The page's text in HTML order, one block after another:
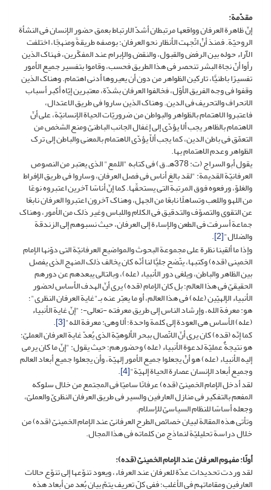
مقدّمة:
إنّ ظاهرة العرفان وواقعها مرتبطان أشدّ الارتباط بعمق حضور الإنسان فی النشأة
الروحیّة. فمنذ أنْ اتّجهت الأنظار نحو العرفان؛ بوصفه طریقةً ومنهجًا، اختلفت
الآراء حوله بین الرفض والقبول، والنقض والإبرام عند المفکّرین، فهناک الذین
رأوا أنّ نجاة البشر تنحصر فی هذا الطریق فحسب، وقاموا بتفسیر جمیع الأمور
تفسیرًا باطنیًّا، تارکین الظواهر من دون أن یعیروها أدنى اهتمام. وهناک الذین
وقفوا فی وجه الفریق الأوّل، فخالفوا العرفان بشدّة، معتبرین إیّاه أکبر أسباب
الانحراف والتحریف فی الدین. وهناک الذین ساروا فی طریق الاعتدال،
فاعتبروا الاهتمام بالظواهر والبواطن من ضروریّات الحیاة الإنسانیّة، على أنّ
الاهتمام بالظاهر یجب ألا یؤدّی إلى إغفال الجانب الباطنیّ ومنع الشخص من
التعمّق فی باطن الدین، کما یجب ألاّ یؤدّی الاهتمام بالمعنى والباطن إلى ترک
الظواهر وعدم الاهتمام بها.
یقول أبو السراج (ت: 378هـ.ق) فی کتابه "اللمع" الذی یعتبر من النصوص
العرفانیّة القدیمة: "لقد بالغ أناس فی فصل العرفان، وساروا فی طریق الإفراط
والغلوّ، ورفعوه فوق المرتبة التی یستحقّها. کما إنّ أناسًا آخرین اعتبروه نوعًا
من اللهو واللعب وتساهلًا نابعًا من الجهل، وهناک آخرون اعتبروا العرفان نابعًا
عن التقوى والتصوّف والتدقیق فی الکلام واللباس وغیر ذلک من الأمور، وهناک
جماعة أسرفت فی الطعن والإساءة إلى العرفان، حیث نسبوهم إلى الزندقة
والضلال"[2]
.
وإذا ما ألقینا نظرة على مجموعة البحوث والمواضیع العرفانیّة التی دوّنها الإمام
الخمینی (قده) وکتبها، یتّضح جلیًّا لنا أنّه کان یخالف ذلک المنهج الذی یفصل
بین الظاهر والباطن، ویلغی دور الأنبیاء (عله)، وبالتالی یبعدهم عن دورهم
الحقیقیّ فی هذا العالم؛ بل کان الإمام (قده) یرى أنّ الهدف الأساس لحضور
الأنبیاء الإلهیّین (عله) فی هذا العالم، أو ما یعبّر عنه بـ"غایة العرفان النظری"؛
هو: معرفة الله، وإرشاد الناس إلى طریق معرفته -تعالى-: "إنّ غایة الأنبیاء
(عله) الأساس هی العودة إلى کلمة واحدة؛ ألا وهی: معرفة الله"[3]
.
کما إنّه (قده) کان یرى أنّ الاتّصال ببحر الألوهیّة الذی یُعدّ غایة العرفان العملیّ؛
هو نتیجةٌ عملیّة لدعوة الأنبیاء (عله) وحضورهم؛ حیث یقول: "إنّ ما کان یرمی
إلیه الأنبیاء (عله) هو أنْ یجعلوا جمیع الأمور إلهیّة، وأن یجعلوا جمیع أبعاد العالم
وجمیع أبعاد الإنسان عصارة الحیاة إلهیّة"[4]
.
لقد أدخل الإمام الخمینیّ (قده) عرفانًا سامیًا فی المجتمع من خلال سلوکه
المفعم بالتفکیر فی منازل العارفین والسیر فی طریق العرفان النظریّ والعملیّ،
وجعله أساسًا للنظام السیاسیّ للإسلام.
وتأتی هذه المقالة لبیان خصائص الطرح العرفانیّ عند الإمام الخمینیّ (قده) من
خلال دراسة تحلیلیّة لنماذج من کلماته فی هذا المجال.
أولًا: مفهوم العرفان عند الإمامالخمینیّ (قده):
لقد وردت تحدیدات عدّة للعرفان عند العرفاء، ویعود تنوّعها إلى تنوّع حالات
العارفین ومقاماتهم فی الأغلب؛ ففی کلّ تعریف یتمّ بیان بُعد من أبعاد هذه